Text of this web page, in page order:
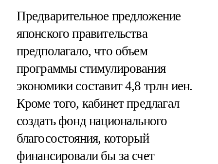
Предварительное предложение
японского правительства
предполагало, что объем
программы стимулирования
экономики составит 4,8 трлн иен.
Кроме того, кабинет предлагал
создать фонд национального
благосостояния, который
финансировали бы за счет